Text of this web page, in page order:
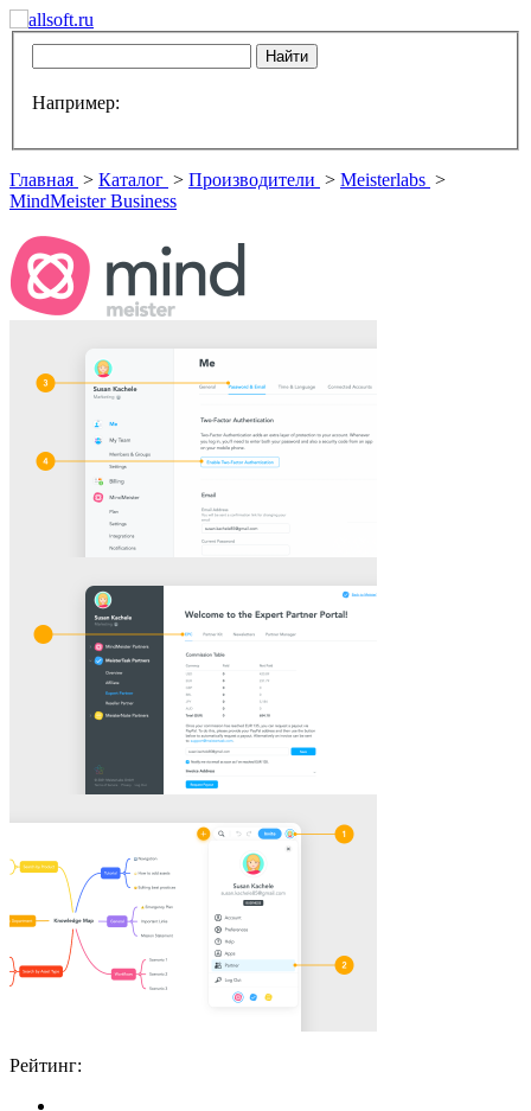
Например:
Главная > Каталог > Производители > Meisterlabs >
MindMeister Business
Рейтинг: